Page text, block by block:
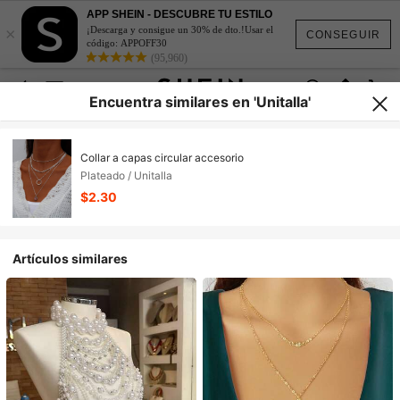
CONSEGUIR
×
APP SHEIN - DESCUBRE TU ESTILO
¡Descarga y consigue un 30% de dto.!Usar el
código: APPOFF30
(95,960)
Encuentra similares en 'Unitalla'
Collar a capas circular accesorio
Plateado / Unitalla
$2.30
Artículos similares